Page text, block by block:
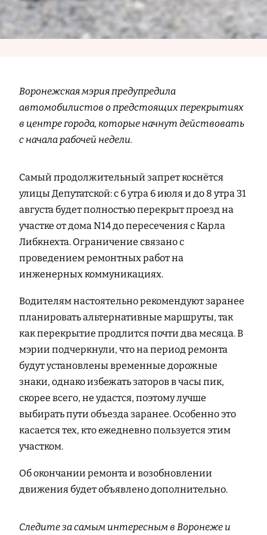
Воронежская мэрия предупредила
автомобилистов о предстоящих перекрытиях
в центре города, которые начнут действовать
с начала рабочей недели.
Самый продолжительный запрет коснётся
улицы Депутатской: с 6 утра 6 июля и до 8 утра 31
августа будет полностью перекрыт проезд на
участке от дома N14 до пересечения с Карла
Либкнехта. Ограничение связано с
проведением ремонтных работ на
инженерных коммуникациях.
Водителям настоятельно рекомендуют заранее
планировать альтернативные маршруты, так
как перекрытие продлится почти два месяца. В
мэрии подчеркнули, что на период ремонта
будут установлены временные дорожные
знаки, однако избежать заторов в часы пик,
скорее всего, не удастся, поэтому лучше
выбирать пути объезда заранее. Особенно это
касается тех, кто ежедневно пользуется этим
участком.
Об окончании ремонта и возобновлении
движения будет объявлено дополнительно.
Следите за самым интересным в Воронеже и